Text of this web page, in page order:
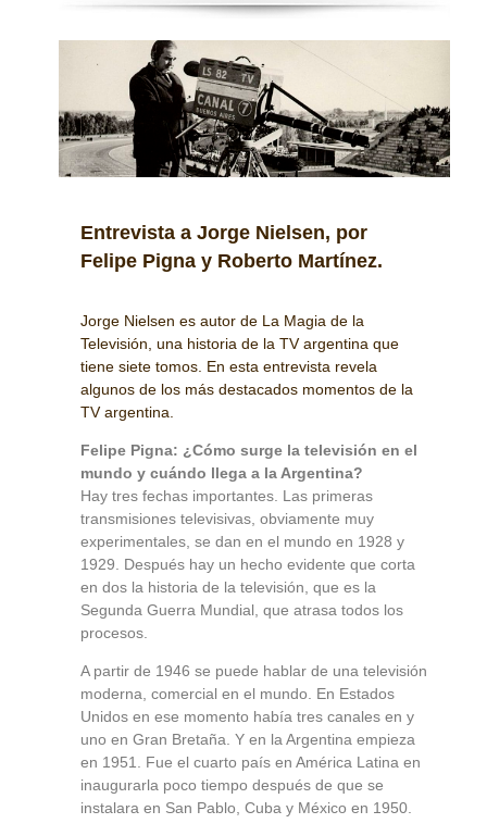
Entrevista a Jorge Nielsen, por
Felipe Pigna y Roberto Martínez.
Jorge Nielsen es autor de La Magia de la
Televisión, una historia de la TV argentina que
tiene siete tomos. En esta entrevista revela
algunos de los más destacados momentos de la
TV argentina.
Felipe Pigna: ¿Cómo surge la televisión en el
mundo y cuándo llega a la Argentina?
Hay tres fechas importantes. Las primeras
transmisiones televisivas, obviamente muy
experimentales, se dan en el mundo en 1928 y
1929. Después hay un hecho evidente que corta
en dos la historia de la televisión, que es la
Segunda Guerra Mundial, que atrasa todos los
procesos.
A partir de 1946 se puede hablar de una televisión
moderna, comercial en el mundo. En Estados
Unidos en ese momento había tres canales en y
uno en Gran Bretaña. Y en la Argentina empieza
en 1951. Fue el cuarto país en América Latina en
inaugurarla poco tiempo después de que se
instalara en San Pablo, Cuba y México en 1950.